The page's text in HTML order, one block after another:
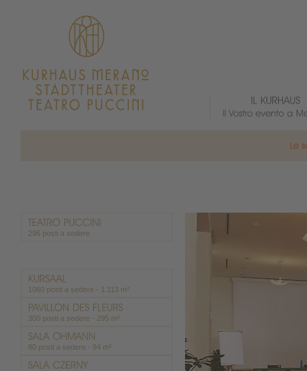
296 posti a sedere
1060 posti a sedere - 1.113 m²
300 posti a sedere - 295 m²
80 posti a sedere - 94 m²